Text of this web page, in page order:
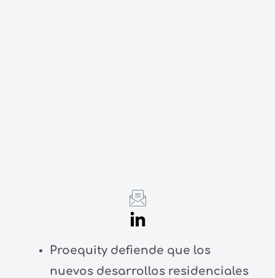
Proequity defiende que los
nuevos desarrollos residenciales